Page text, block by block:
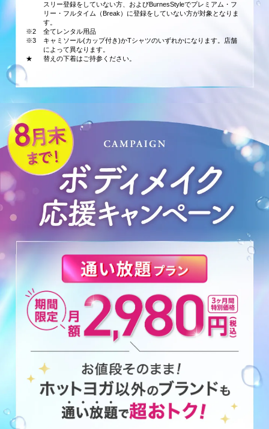
スリー登録をしていない方、およびBurnesStyleでプレミアム・フ
リー・フルタイム（Break）に登録をしていない方が対象となりま
す。
※2
全てレンタル用品
※3
キャミソール(カップ付き)かTシャツのいずれかになります。店舗
によって異なります。
★
替えの下着はご持参ください。